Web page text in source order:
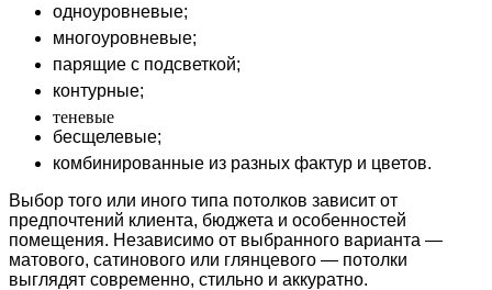
одноуровневые;
многоуровневые;
парящие с подсветкой;
контурные;
теневые
бесщелевые;
комбинированные из разных фактур и цветов.
Выбор того или иного типа потолков зависит от
предпочтений клиента, бюджета и особенностей
помещения. Независимо от выбранного варианта —
матового, сатинового или глянцевого — потолки
выглядят современно, стильно и аккуратно.